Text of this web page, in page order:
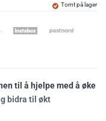
Tomt på lager
til å hjelpe med å øke
bidra til økt